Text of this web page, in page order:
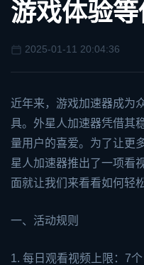
游戏体验等
2025-01-11 20:04:36
近年来， 游戏加速器成为
具。外星人加速器凭借其
量用户的喜爱。为了让更
星人加速器推出了一项看
面就让我们来看看如何轻
一、活动规则
1. 每日观看视频上限：7个